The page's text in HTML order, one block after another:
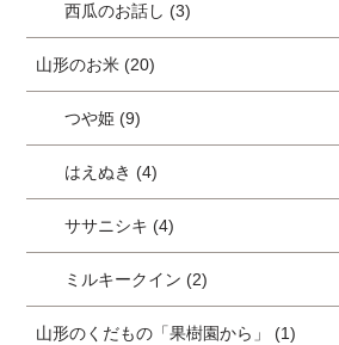
西瓜のお話し (3)
山形のお米 (20)
つや姫 (9)
はえぬき (4)
ササニシキ (4)
ミルキークイン (2)
山形のくだもの「果樹園から」 (1)